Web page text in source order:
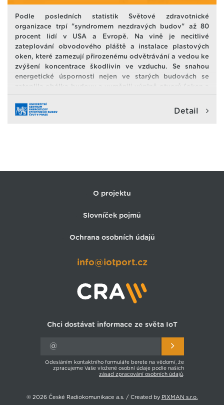
Podle posledních statistik Světové zdravotnické
organizace trpí "syndromem nezdravých budov" až 80
procent lidí v USA a Evropě. Na vině je necitlivé
zateplování obvodového pláště a instalace plastových
oken, které zamezují přirozenému odvětrávání a vedou ke
zvýšení koncentrace škodlivin ve vzduchu. Se snahou
energetické úspornosti nejen ve starých budovách se
zateplila obálka budovy a vyměnili výplně otvorů (oken a
přes netěstnosti v obálce budovy. To je dobré pro
zamezení tepelných ztrát, ale špatné pro vnitřní prostředí.
Detail
O projektu
Slovníček pojmů
Ochrana osobních údajů
info@iotport.cz
Chci dostávat informace ze světa IoT
Odesláním kontaktního formuláře berete na vědomí, že
zpracujeme Vaše vložené osobní údaje podle našich
zásad zpracování osobních údajů
© 2026 České Radiokomunikace a.s. / Created by PIXMAN s.r.o.